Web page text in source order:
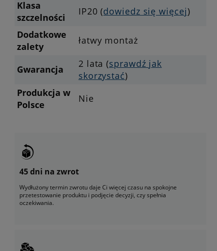
Klasa
szczelności
IP20 (dowiedz się więcej)
Dodatkowe
zalety
łatwy montaż
Gwarancja 2 lata (sprawdź jak
skorzystać)
Produkcja w
Polsce
Nie
45 dni na zwrot
Wydłużony termin zwrotu daje Ci więcej czasu na spokojne
przetestowanie produktu i podjęcie decyzji, czy spełnia
oczekiwania.